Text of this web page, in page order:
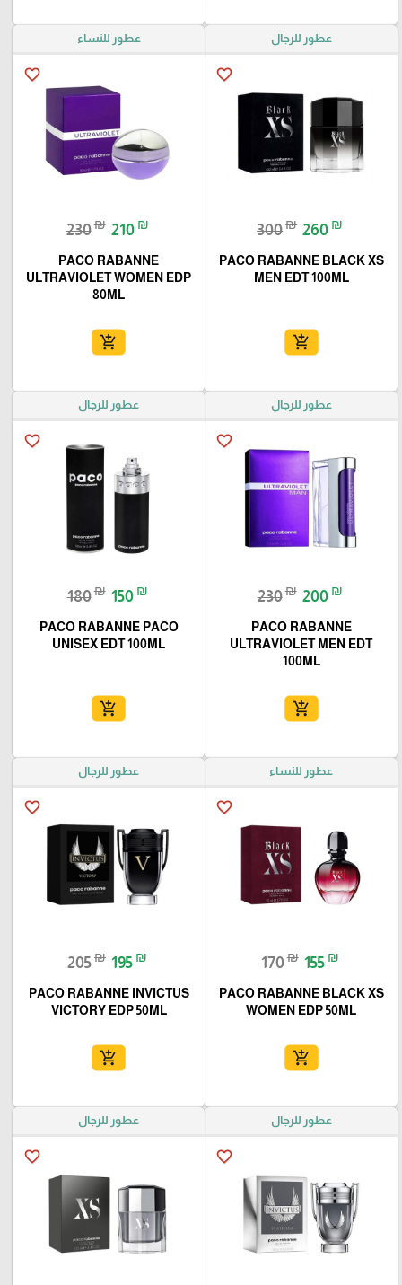
عطور للرجال
favorite_border
300₪ 260 ₪
PACO RABANNE BLACK XS
MEN EDT 100ML
add_shopping_cart
عطور للنساء
favorite_border
230₪ 210 ₪
PACO RABANNE
ULTRAVIOLET WOMEN EDP
80ML
add_shopping_cart
عطور للرجال
favorite_border
230₪ 200 ₪
PACO RABANNE
ULTRAVIOLET MEN EDT
100ML
add_shopping_cart
عطور للرجال
favorite_border
180₪ 150 ₪
PACO RABANNE PACO
UNISEX EDT 100ML
add_shopping_cart
عطور للنساء
favorite_border
170₪ 155 ₪
PACO RABANNE BLACK XS
WOMEN EDP 50ML
add_shopping_cart
عطور للرجال
favorite_border
205₪ 195 ₪
PACO RABANNE INVICTUS
VICTORY EDP 50ML
add_shopping_cart
عطور للرجال
favorite_border
عطور للرجال
favorite_border